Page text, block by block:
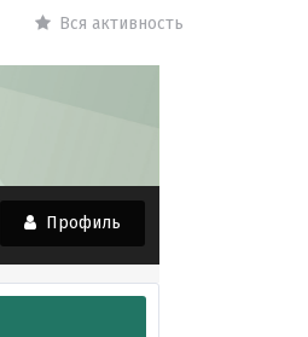
Вся активность
Профиль